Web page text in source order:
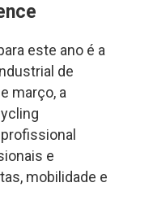
este ano é a
de
março, a
e
mobilidade e